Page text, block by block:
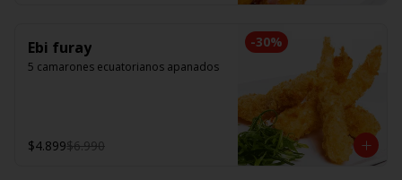
-30%
Ebi furay
5 camarones ecuatorianos apanados
$4.899$6.990